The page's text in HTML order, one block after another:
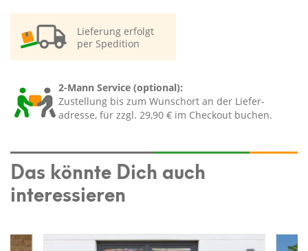
Lieferung erfolgt
per Spedition
2-Mann Service (optional):
Zustellung bis zum Wunschort an der Liefer-
adresse, für zzgl. 29,90 € im Checkout buchen.
Das könnte Dich auch
interessieren